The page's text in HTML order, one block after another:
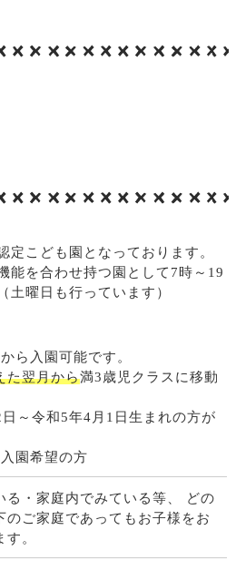
定こども園となっております。
能を合わせ持つ園として7時～19
（土曜日も行っています）
ら入園可能です。
た翌月から満3歳児クラスに移動
～令和5年4月1日生まれの方が
園希望の方
る・家庭内でみている等、
どの
のご家庭であってもお子様をお
。